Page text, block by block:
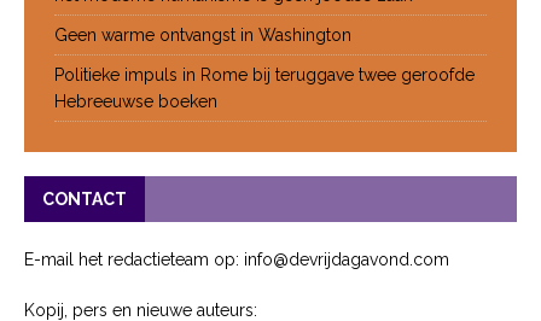
Geen warme ontvangst in Washington
Politieke impuls in Rome bij teruggave twee geroofde
Hebreeuwse boeken
CONTACT
E-mail het redactieteam op: info@devrijdagavond.com
Kopij, pers en nieuwe auteurs: